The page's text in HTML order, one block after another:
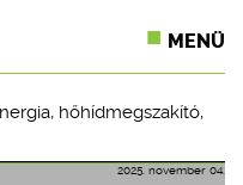
MENÜ
, hőhídmegszakító,
2025. november 04.